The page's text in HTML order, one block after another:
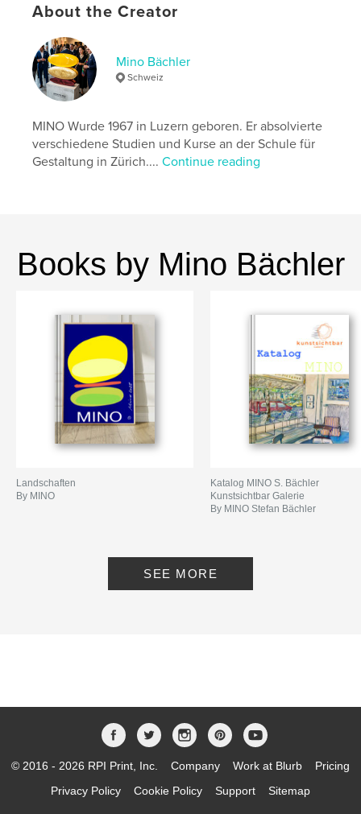
Publish Date:Apr 11, 2020
Language
Keywords
Bächler , Stefan ,
About the Creator
Mino Bächler
Schweiz
MINO Wurde 1967 in Luzern geboren. Er absolvierte
verschiedene Studien und Kurse an der Schule für
Gestaltung in Zürich....Continue reading
Books by Mino Bächler
Landschaften
By MINO
Katalog MINO S. Bächler
Kunstsichtbar Galerie
By MINO Stefan Bächler
SEE MORE
© 2016 - 2026 RPI Print, Inc. Company Work at Blurb
Pricing
Privacy Policy
Cookie Policy Support Sitemap